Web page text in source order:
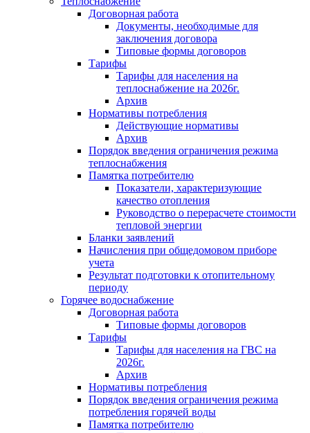
Договорная работа
Документы, необходимые для
заключения договора
Типовые формы договоров
Тарифы
Тарифы для населения на
теплоснабжение на 2026г.
Архив
Нормативы потребления
Действующие нормативы
Архив
Порядок введения ограничения режима
теплоснабжения
Памятка потребителю
Показатели, характеризующие
качество отопления
Руководство о перерасчете стоимости
тепловой энергии
Бланки заявлений
Начисления при общедомовом приборе
учета
Результат подготовки к отопительному
периоду
Горячее водоснабжение
Договорная работа
Типовые формы договоров
Тарифы
Тарифы для населения на ГВС на
2026г.
Архив
Нормативы потребления
Порядок введения ограничения режима
потребления горячей воды
Памятка потребителю